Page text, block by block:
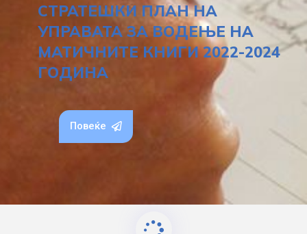
СТРАТЕШКИ ПЛАН НА
УПРАВАТА ЗА ВОДЕЊЕ НА
МАТИЧНИТЕ КНИГИ 2022-2024
ГОДИНА
Повеќе